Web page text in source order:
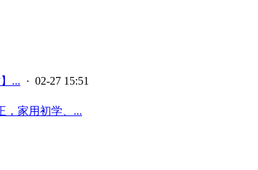
... · 02-27 15:51
，家用初学、...